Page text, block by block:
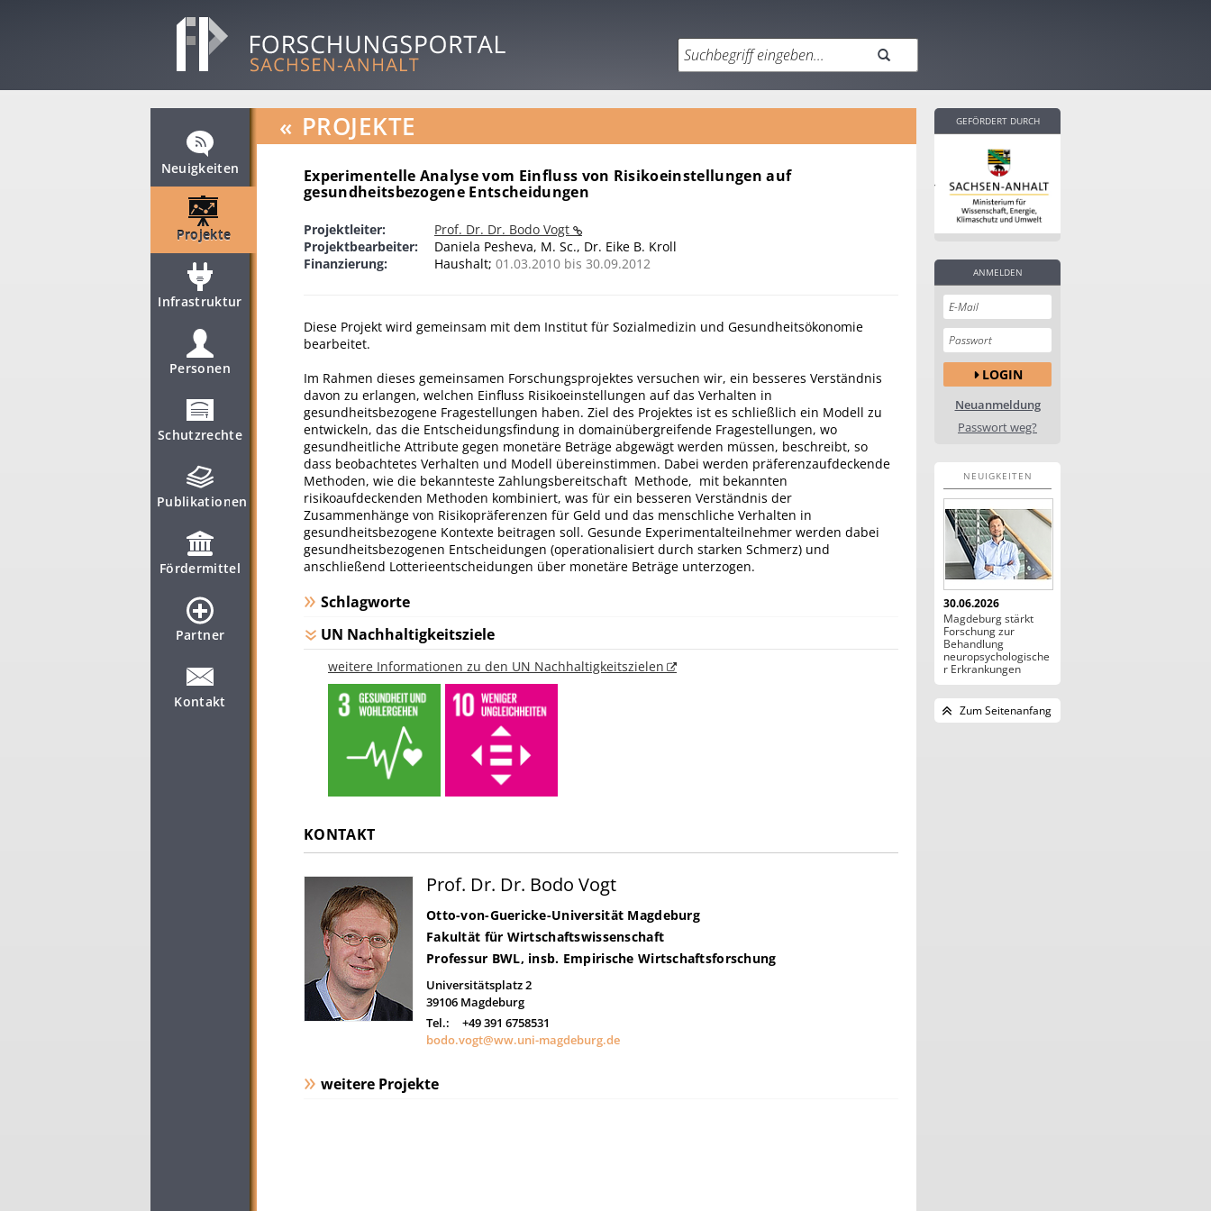
Neuigkeiten
Projekte
Infrastruktur
Personen
Schutzrechte
Publikationen
Fördermittel
Partner
Kontakt
« PROJEKTE
Experimentelle Analyse vom Einfluss von Risikoeinstellungen auf
gesundheitsbezogene Entscheidungen
Projektleiter:
Prof. Dr. Dr. Bodo Vogt
Projektbearbeiter:
Daniela Pesheva, M. Sc., Dr. Eike B. Kroll
Finanzierung:
Haushalt; 01.03.2010 bis 30.09.2012
Diese Projekt wird gemeinsam mit dem Institut für Sozialmedizin und Gesundheitsökonomie
bearbeitet.
Im Rahmen dieses gemeinsamen Forschungsprojektes versuchen wir, ein besseres Verständnis
davon zu erlangen, welchen Einfluss Risikoeinstellungen auf das Verhalten in
gesundheitsbezogene Fragestellungen haben. Ziel des Projektes ist es schließlich ein Modell zu
entwickeln, das die Entscheidungsfindung in domainübergreifende Fragestellungen, wo
gesundheitliche Attribute gegen monetäre Beträge abgewägt werden müssen, beschreibt, so
dass beobachtetes Verhalten und Modell übereinstimmen. Dabei werden präferenzaufdeckende
Methoden, wie die bekannteste Zahlungsbereitschaft Methode, mit bekannten
risikoaufdeckenden Methoden kombiniert, was für ein besseren Verständnis der
Zusammenhänge von Risikopräferenzen für Geld und das menschliche Verhalten in
gesundheitsbezogene Kontexte beitragen soll. Gesunde Experimentalteilnehmer werden dabei
gesundheitsbezogenen Entscheidungen (operationalisiert durch starken Schmerz) und
anschließend Lotterieentscheidungen über monetäre Beträge unterzogen.
Schlagworte
UN Nachhaltigkeitsziele
weitere Informationen zu den UN Nachhaltigkeitszielen
KONTAKT
Prof. Dr. Dr. Bodo Vogt
Otto-von-Guericke-Universität Magdeburg
Fakultät für Wirtschaftswissenschaft
Professur BWL, insb. Empirische Wirtschaftsforschung
Universitätsplatz 2
39106 Magdeburg
Tel.:
+49 391 6758531
bodo.vogt@ww.uni-magdeburg.de
weitere Projekte
GEFÖRDERT DURCH
ANMELDEN
LOGIN
Neuanmeldung
Passwort weg?
NEUIGKEITEN
30.06.2026
Magdeburg stärkt
Forschung zur
Behandlung
neuropsychologische
r Erkrankungen
Zum Seitenanfang